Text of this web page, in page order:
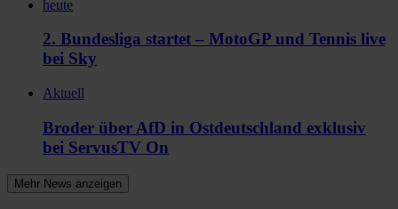
heute
2. Bundesliga startet – MotoGP und Tennis live
bei Sky
Aktuell
Broder über AfD in Ostdeutschland exklusiv
bei ServusTV On
Mehr News anzeigen